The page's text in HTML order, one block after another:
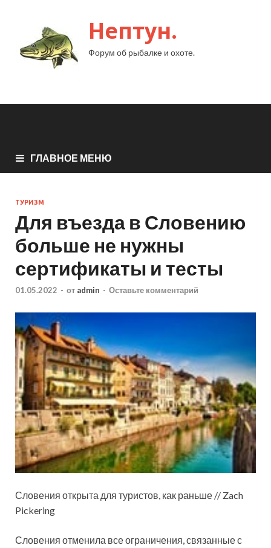
Нептун.
Форум об рыбалке и охоте.
ГЛАВНОЕ МЕНЮ
ТУРИЗМ
Для въезда в Словению
больше не нужны
сертификаты и тесты
01.05.2022 - от admin - Оставьте комментарий
Словения открыта для туристов, как раньше // Zach
Pickering
Словения отменила все ограничения, связанные с